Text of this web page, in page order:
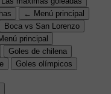
← Menú principal
Boca vs San Lorenzo
principal
Goles de chilena
Goles olímpicos